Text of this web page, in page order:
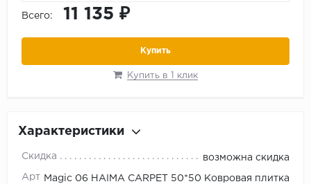
Всего: 11 135 ₽
Купить
Купить в 1 клик
Характеристики
Скидка возможна скидка
АртикулMagic 06 HAIMA CARPET 50*50 Ковровая плитка